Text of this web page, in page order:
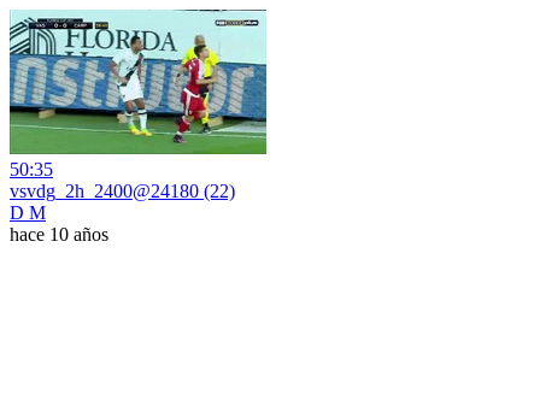
50:35
vsvdg_2h_2400@24180 (22)
D M
hace 10 años